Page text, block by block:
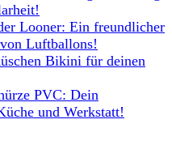
Looner: Ein freundlicher
Luftballons!
Bikini für deinen
PVC: Dein
und Werkstatt!